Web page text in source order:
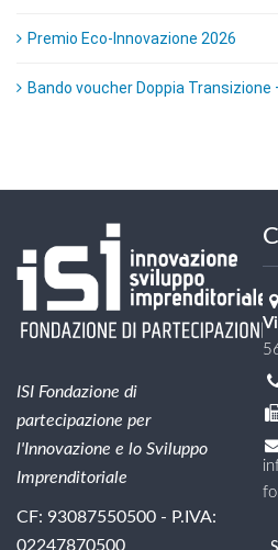
Premio Eco-Innovazione 2026
Bando voucher Doppia Transizione
ISI Fondazione di
partecipazione per
l'Innovazione e lo Sviluppo
Imprenditoriale
CF: 93087550500 - P.IVA:
02247870500